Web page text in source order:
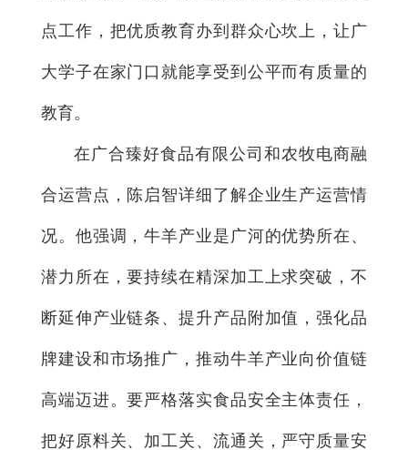
点工作，把优质教育办到群众心坎上，让广
大学子在家门口就能享受到公平而有质量的
教育。
在广合臻好食品有限公司和农牧电商融
合运营点，陈启智详细了解企业生产运营情
况。他强调，牛羊产业是广河的优势所在、
潜力所在，要持续在精深加工上求突破，不
断延伸产业链条、提升产品附加值，强化品
牌建设和市场推广，推动牛羊产业向价值链
高端迈进。要严格落实食品安全主体责任，
把好原料关、加工关、流通关，严守质量安